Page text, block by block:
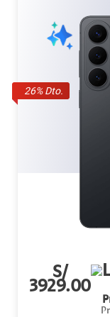
26% Dto.
S/
3929.00